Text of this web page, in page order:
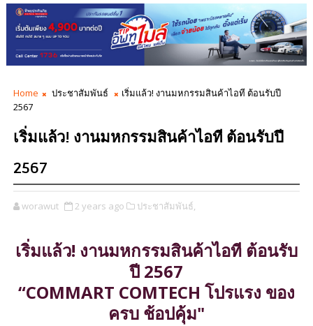
Home ประชาสัมพันธ์
เริ่มแล้ว! งานมหกรรมสินค้าไอที ต้อนรับปี
2567
เริ่มแล้ว! งานมหกรรมสินค้าไอที ต้อนรับปี
2567
worawut 2 years ago ประชาสัมพันธ์,
เริ่มแล้ว! งานมหกรรมสินค้าไอที ต้อนรับ
ปี 2567
“COMMART COMTECH โปรแรง ของ
ครบ ช้อปคุ้ม"